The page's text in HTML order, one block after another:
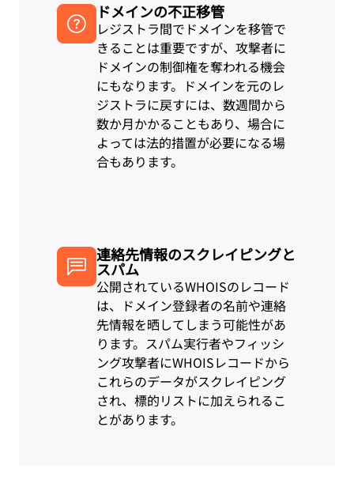
ドメインの不正移管
レジストラ間でドメインを移管で
きることは重要ですが、攻撃者に
ドメインの制御権を奪われる機会
にもなります。ドメインを元のレ
ジストラに戻すには、数週間から
数か月かかることもあり、場合に
よっては法的措置が必要になる場
合もあります。
連絡先情報のスクレイピングと
スパム
公開されているWHOISのレコード
は、ドメイン登録者の名前や連絡
先情報を晒してしまう可能性があ
ります。スパム実行者やフィッシ
ング攻撃者にWHOISレコードから
これらのデータがスクレイピング
され、標的リストに加えられるこ
とがあります。